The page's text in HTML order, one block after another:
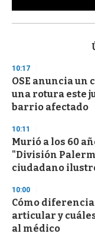
s
d
s
o
f
3
s
e
c
o
n
10:17
OSE anuncia un
una rotura este
barrio afectado
10:11
Murió a los 60
"División
ciudadano
10:00
Cómo
articular y
al médico